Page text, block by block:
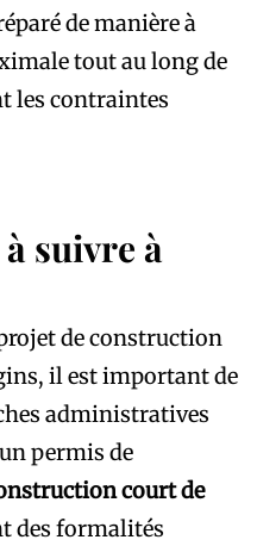
de manière à
tout au long de
les contraintes
suivre à
de construction
il est important de
administratives
permis de
court de
des formalités